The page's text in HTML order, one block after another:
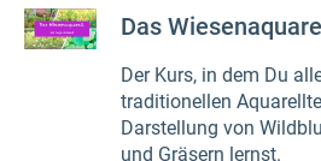
Das
Der Kurs, in dem Du
traditionellen
Darstellung von
und Gräsern lernst.